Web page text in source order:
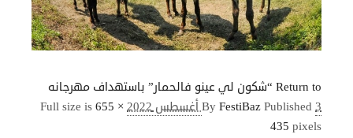
Return to “شكون لي عينو فالحمار” باستهداف مهرجانه
ByFestiBazPublished 3 أغسطس 2022 Full size is655 ×
435 pixels